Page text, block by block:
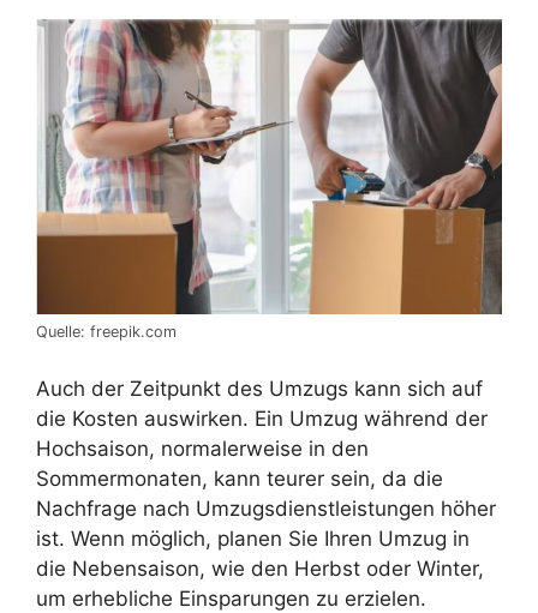
Quelle: freepik.com
Auch der Zeitpunkt des Umzugs kann sich auf
die Kosten auswirken. Ein Umzug während der
Hochsaison, normalerweise in den
Sommermonaten, kann teurer sein, da die
Nachfrage nach Umzugsdienstleistungen höher
ist. Wenn möglich, planen Sie Ihren Umzug in
die Nebensaison, wie den Herbst oder Winter,
um erhebliche Einsparungen zu erzielen.